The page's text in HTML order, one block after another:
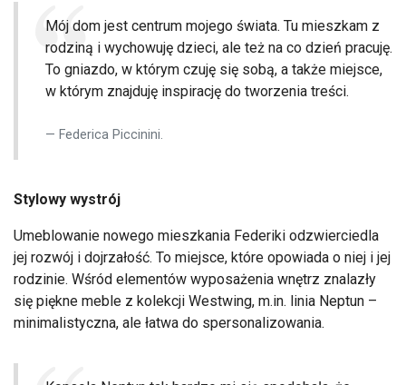
Mój dom jest centrum mojego świata. Tu mieszkam z
rodziną i wychowuję dzieci, ale też na co dzień pracuję.
To gniazdo, w którym czuję się sobą, a także miejsce,
w którym znajduję inspirację do tworzenia treści.
Federica Piccinini.
Stylowy wystrój
Umeblowanie nowego mieszkania Federiki odzwierciedla
jej rozwój i dojrzałość. To miejsce, które opowiada o niej i jej
rodzinie. Wśród elementów wyposażenia wnętrz znalazły
się piękne meble z kolekcji Westwing, m.in. linia Neptun –
minimalistyczna, ale łatwa do spersonalizowania.